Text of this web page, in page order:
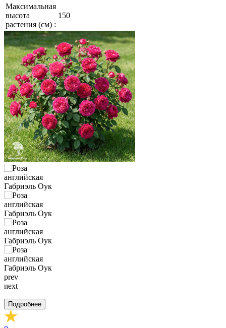
Максимальная
высота
растения (см) :
150
prev
next
Подробнее